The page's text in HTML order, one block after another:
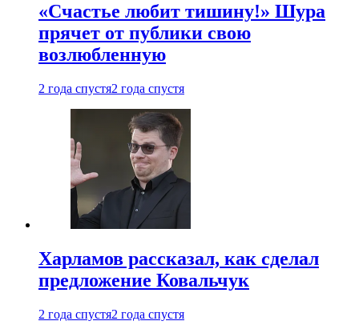
«Счастье любит тишину!» Шура
прячет от публики свою
возлюбленную
2 года спустя2 года спустя
Харламов рассказал, как сделал
предложение Ковальчук
2 года спустя2 года спустя